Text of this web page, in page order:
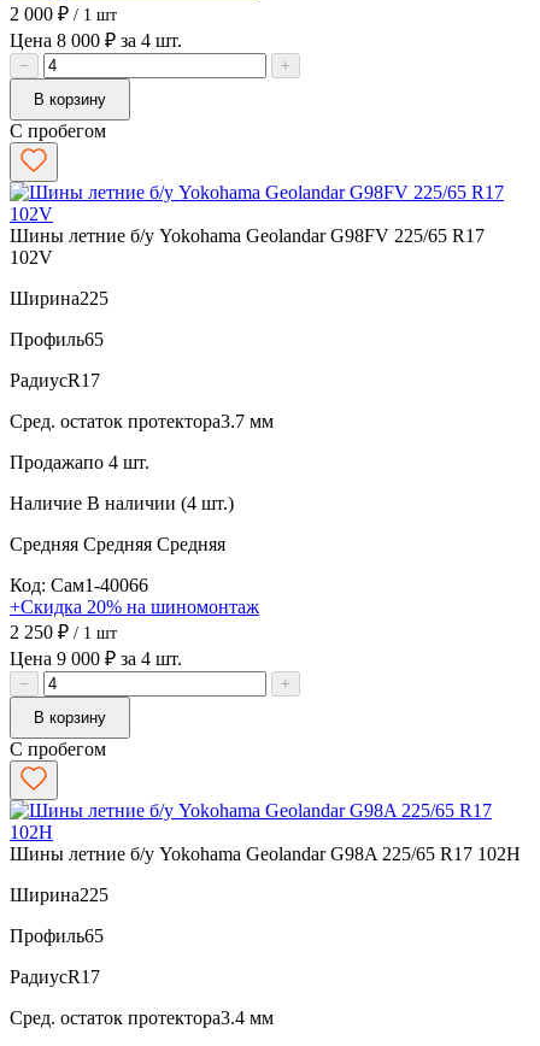
2 000 ₽ / 1 шт
Цена 8 000 ₽ за 4 шт.
−
+
В корзину
С пробегом
Шины летние б/у Yokohama Geolandar G98FV 225/65 R17
102V
Ширина225
Профиль65
РадиусR17
Сред. остаток протектора3.7 мм
Продажапо 4 шт.
Наличие В наличии (4 шт.)
Средняя Средняя Средняя
Код: Сам1-40066
+Скидка 20% на шиномонтаж
2 250 ₽ / 1 шт
Цена 9 000 ₽ за 4 шт.
−
+
В корзину
С пробегом
Шины летние б/у Yokohama Geolandar G98A 225/65 R17 102H
Ширина225
Профиль65
РадиусR17
Сред. остаток протектора3.4 мм